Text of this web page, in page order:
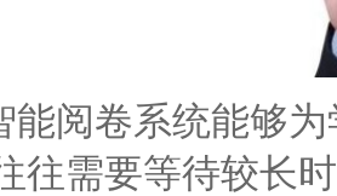
阅卷系统能够为
往需要等待较长